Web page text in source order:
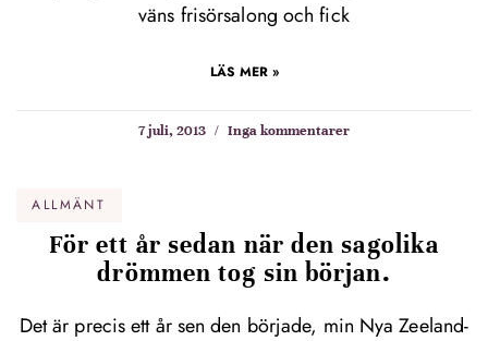
väns frisörsalong och fick
LÄS MER »
7 juli, 2013 Inga kommentarer
ALLMÄNT
För ett år sedan när den sagolika
drömmen tog sin början.
Det är precis ett år sen den började, min Nya Zeeland-